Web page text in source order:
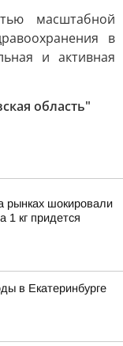
масштабной
в
и активная
область"
рынках шокировали
1 кг придется
в Екатеринбурге